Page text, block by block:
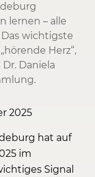
lernen – alle
wichtigste
Herz“,
Daniela
2025
hat auf
im
Signal